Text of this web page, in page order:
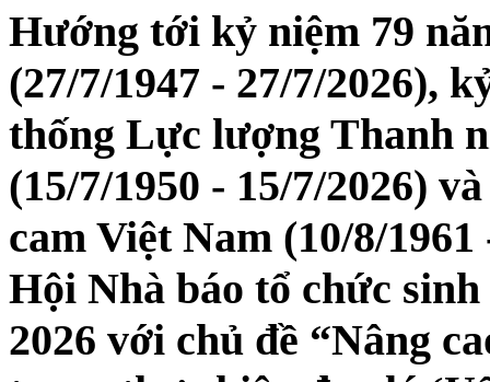
Hướng tới kỷ niệm 79
(27/7/1947 - 27/7/2026),
thống Lực lượng Thanh
(15/7/1950 - 15/7/2026)
cam Việt Nam (10/8/
Hội Nhà báo tổ chức
2026 với chủ đề “Nâng